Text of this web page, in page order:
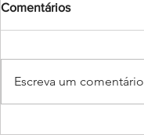
Comentários
Escreva um comentário